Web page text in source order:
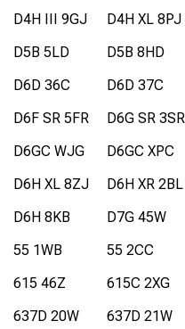
D4H III 9GJ
D4H XL 8PJ
D5B 5LD
D5B 8HD
D6D 36C
D6D 37C
D6F SR 5FR
D6G SR 3SR
D6GC WJG
D6GC XPC
D6H XL 8ZJ
D6H XR 2BL
D6H 8KB
D7G 45W
55 1WB
55 2CC
615 46Z
615C 2XG
637D 20W
637D 21W